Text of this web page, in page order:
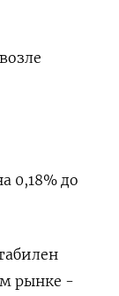
0,18% до
рынке -